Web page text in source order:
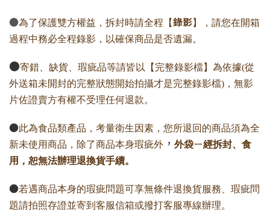
●為了保護雙方權益，拆封時請全程【錄影】，請您在開箱
過程中務必全程錄影，以確保商品是否遺漏。
●寄錯、缺貨、瑕疵品等請皆以【完整錄影檔】為依據(從
外送箱未開封的完整狀態開始拍攝才是完整錄影檔)，無影
片佐證賣方有權不受理任何退款。
●此為食品類產品，考量衛生因素，您所退回的商品須為全
新未使用商品，除了商品本身瑕疵外 ， 外袋ㄧ經拆封、食
用，恕無法辦理退換貨手續。
●若遇商品本身的瑕疵問題可享無條件退換貨服務、瑕疵問
題請拍照存證並寄到客服信箱或撥打客服專線辦理。